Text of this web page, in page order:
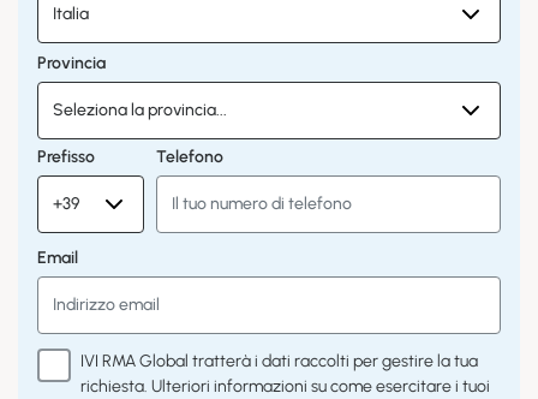
Provincia
Prefisso Telefono
Email
IVI RMA Global tratterà i dati raccolti per gestire la tua
richiesta. Ulteriori informazioni su come esercitare i tuoi